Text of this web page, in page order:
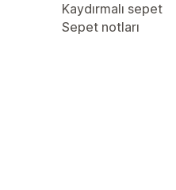
Kaydırmalı sepet
Sepet notları